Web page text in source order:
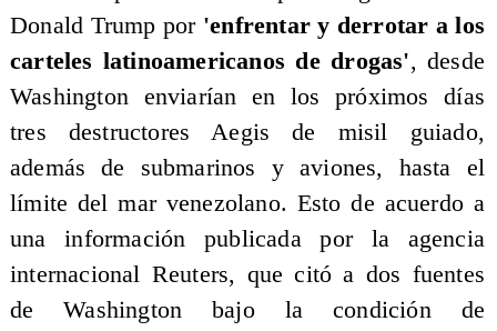
Donald Trump por 'enfrentar y derrotar a los
carteles latinoamericanos de drogas', desde
Washington enviarían en los próximos días
tres destructores Aegis de misil guiado,
además de submarinos y aviones, hasta el
límite del mar venezolano. Esto de acuerdo a
una información publicada por la agencia
internacional Reuters, que citó a dos fuentes
de Washington bajo la condición de